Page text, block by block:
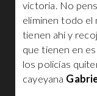
victoria. No
eliminen todo el
tienen ahí y
que tienen en
los policías
cayeyana